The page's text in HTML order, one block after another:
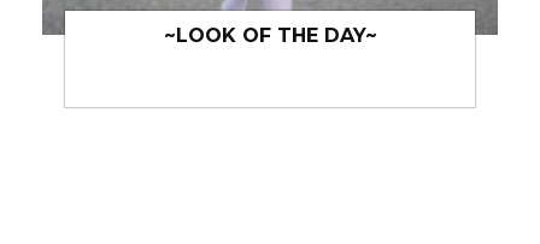
~LOOK OF THE DAY~